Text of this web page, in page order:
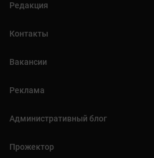
Редакция
Контакты
Вакансии
Реклама
Административный блог
Прожектор